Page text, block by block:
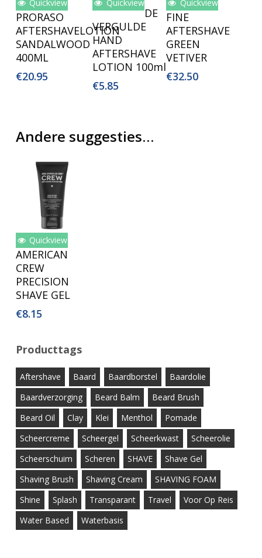
Toevoegen
Aan
Winkelwagen
Quickview
PRORASO
AFTERSHAVELOTION
SANDALWOOD
400ML
€20.95
Lees Verder
Quickview
DE
VERGULDE
HAND
AFTERSHAVE
LOTION 100ml
€5.85
Toevoegen
Winkelwagen
Quickview
FINE
AFTERSHAVE
GREEN
VETIVER
€32.50
Andere suggesties…
Toevoegen
Aan
Winkelwagen
Quickview
AMERICAN
CREW
PRECISION
SHAVE GEL
€8.15
Producttags
Aftershave Baard Baardborstel
Baardolie
Baardverzorging
Beard Balm
Beard Brush
Beard Oil
Clay Klei Menthol
Pomade
Scheercreme
Scheergel Scheerkwast
Scheerolie
Scheerschuim
Scheren SHAVE
Shave Gel
Shaving Brush
Shaving Cream
SHAVING FOAM
Shine
Splash Transparant Travel
Voor Op Reis
Water Based
Waterbasis